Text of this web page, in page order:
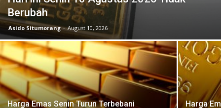
Berubah
Asido Situmorang - August 10, 2026
Harga Emas Senin Turun Terbebani
Harga